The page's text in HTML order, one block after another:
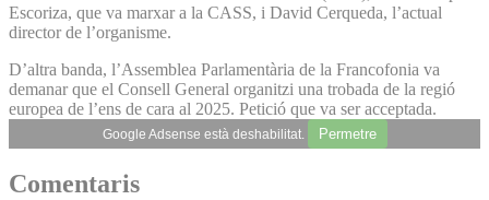
Escoriza, que va marxar a la CASS, i David Cerqueda, l’actual
director de l’organisme.
D’altra banda, l’Assemblea Parlamentària de la Francofonia va
demanar que el Consell General organitzi una trobada de la regió
europea de l’ens de cara al 2025. Petició que va ser acceptada.
Google Adsense està deshabilitat. Permetre
Comentaris